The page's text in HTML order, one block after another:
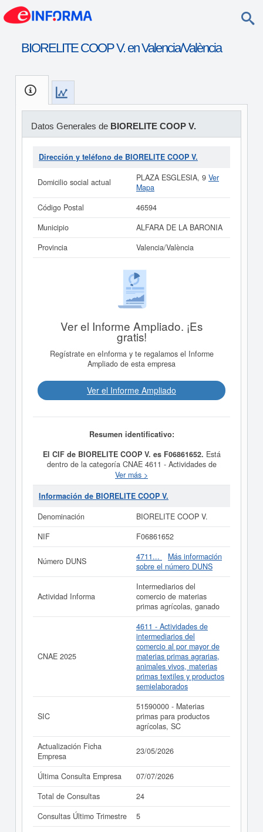
BIORELITE COOP V. en Valencia/València
Datos Generales de BIORELITE COOP V.
Dirección y teléfono de BIORELITE COOP V.
Domicilio social actual PLAZA ESGLESIA, 9 Ver
Mapa
Código Postal
46594
Municipio
ALFARA DE LA BARONIA
Provincia
Valencia/València
Ver el Informe Ampliado. ¡Es
gratis!
Regístrate en eInforma y te regalamos el Informe
Ampliado de esta empresa
Ver el Informe Ampliado
Resumen identificativo:
El CIF de BIORELITE COOP V. es F06861652. Está
dentro de la categoría CNAE 4611 - Actividades de
intermediarios del comercio al por mayor de materias
primas agrarias, animales vivos, materias primas textiles
y productos semielaborados. La empresa
correspondiente a la actividad 51590000. La ficha
visualización es del 07/07/2026. Esta empresa y otras
Descubra a cuales desde aquí.
Si está interesado en conocer más datos de la empresa
acceder inmediatamente a
este Informe ampliado
de BIORELITE COOP V. y
consultar los resultados de sus años de actividad, así
como los balances y cuentas de resultados disponibles.
La última actualización del informe de empresa se ha
realizado el 23/05/2026.
Ver más >
Información de BIORELITE COOP V.
Denominación
BIORELITE COOP V.
NIF
F06861652
Número DUNS 4711...
Más información
sobre el número DUNS
Actividad Informa
Intermediarios del
comercio de materias
primas agrícolas, ganado
CNAE 2025
4611 - Actividades de
intermediarios del
comercio al por mayor de
materias primas agrarias,
animales vivos, materias
primas textiles y productos
semielaborados
SIC
51590000 - Materias
primas para productos
agrícolas, SC
Actualización Ficha
Empresa
23/05/2026
Última Consulta Empresa
07/07/2026
Total de Consultas
24
Consultas Último Trimestre
5